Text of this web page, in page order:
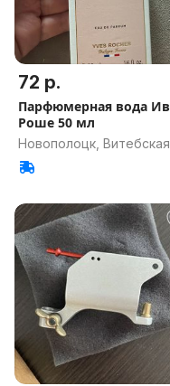
72 р.
Парфюмерная вода Ив
Роше 50 мл
Новополоцк, Витебская
обл.